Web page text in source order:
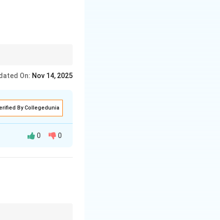
On: Nov 14, 2025
By Collegedunia
0 0